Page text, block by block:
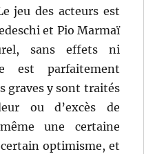
jeu des acteurs est
et Pio Marmaï
sans effets ni
est parfaitement
graves y sont traités
ou d’excès de
une certaine
optimisme, et